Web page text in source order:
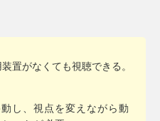
置がなくても視聴できる。
し、視点を変えながら動